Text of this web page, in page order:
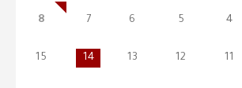
4
5
6
7
8
11
12
13
14
15